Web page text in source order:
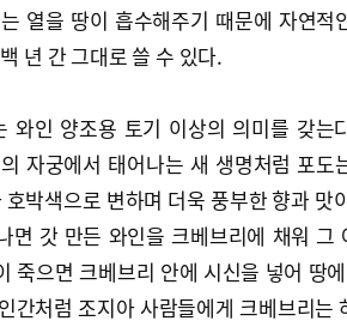
열을 땅이 흡수해주기 때문에 자연적
년 간 그대로 쓸 수 있다.
와인 양조용 토기 이상의 의미를 갖는
자궁에서 태어나는 새 생명처럼 포도
박색으로 변하며 더욱 풍부한 향과 맛
면 갓 만든 와인을 크베브리에 채워 그
죽으면 크베브리 안에 시신을 넣어 땅
간처럼 조지아 사람들에게 크베브리는